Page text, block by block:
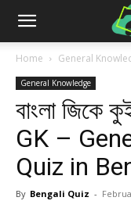
Home General
General Knowledge
বাংলা জিকে
GK –
Quiz in
By Bengali Quiz -